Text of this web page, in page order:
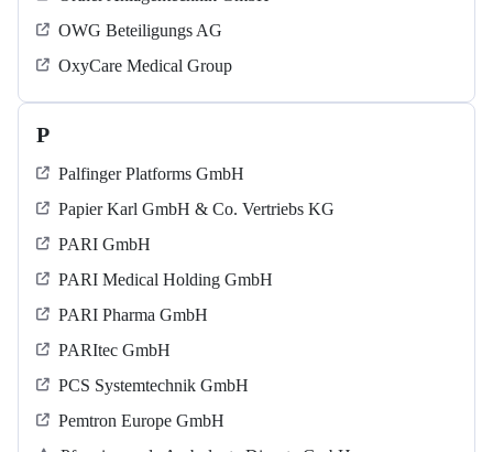
OWG Beteiligungs AG
OxyCare Medical Group
P
Palfinger Platforms GmbH
Papier Karl GmbH & Co. Vertriebs KG
PARI GmbH
PARI Medical Holding GmbH
PARI Pharma GmbH
PARItec GmbH
PCS Systemtechnik GmbH
Pemtron Europe GmbH